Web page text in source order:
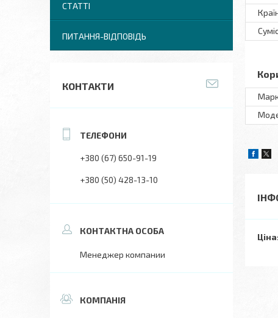
Ціна:
СТАТТІ
ПИТАННЯ-ВІДПОВІДЬ
КОНТАКТИ
+380 (67) 650-91-19
+380 (50) 428-13-10
Менеджер компании